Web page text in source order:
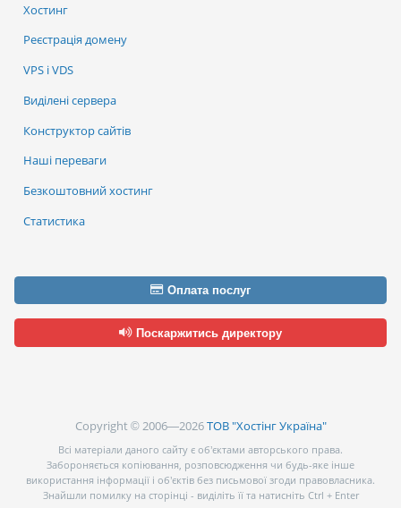
Хостинг
Реєстрація домену
VPS і VDS
Виділені сервера
Конструктор сайтів
Наші переваги
Безкоштовний хостинг
Статистика
Оплата послуг
Поскаржитись директору
Copyright © 2006—2026ТОВ "Хостінг Україна"
Всі матеріали даного сайту є об’єктами авторського права.
Забороняється копіювання, розповсюдження чи будь-яке інше
використання інформації і об’єктів без письмової згоди правовласника.
Знайшли помилку на сторінці - виділіть її та натисніть Ctrl + Enter